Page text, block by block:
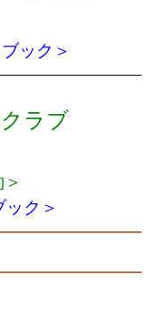
ック＞
ラブ
ック＞